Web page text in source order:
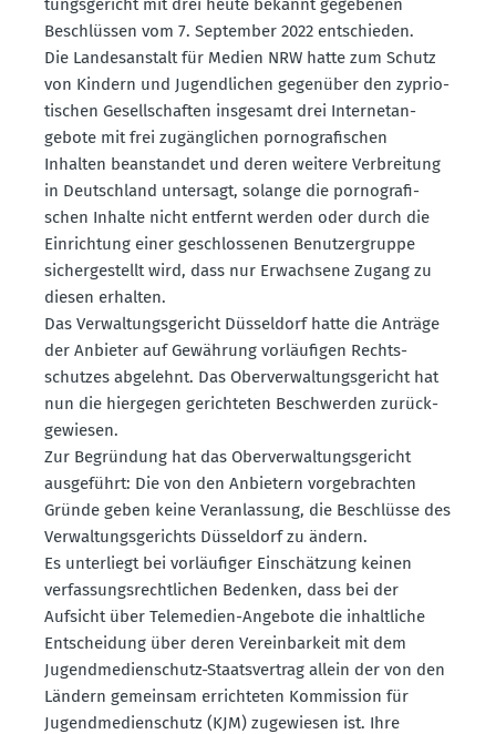
tungs­ge­richt mit drei heute bekannt gegebenen
Beschlüssen vom 7. September 2022 entschieden.
Die Landes­an­stalt für Medien NRW hatte zum Schutz
von Kindern und Jugend­lichen gegenüber den zyprio­
ti­schen Gesell­schaften insgesamt drei Inter­net­an­
gebote mit frei zugäng­lichen porno­gra­fi­schen
Inhalten beanstandet und deren weitere Verbreitung
in Deutschland untersagt, solange die porno­gra­fi­
schen Inhalte nicht entfernt werden oder durch die
Einrichtung einer geschlos­senen Benut­zer­gruppe
sicher­ge­stellt wird, dass nur Erwachsene Zugang zu
diesen erhalten.
Das Verwal­tungs­ge­richt Düsseldorf hatte die Anträge
der Anbieter auf Gewährung vorläu­figen Rechts­
schutzes abgelehnt. Das Oberver­wal­tungs­ge­richt hat
nun die hiergegen gerich­teten Beschwerden zurück­
ge­wiesen.
Zur Begründung hat das Oberver­wal­tungs­ge­richt
ausge­führt: Die von den Anbietern vorge­brachten
Gründe geben keine Veran­lassung, die Beschlüsse des
Verwal­tungs­ge­richts Düsseldorf zu ändern.
Es unter­liegt bei vorläu­figer Einschätzung keinen
verfas­sungs­recht­lichen Bedenken, dass bei der
Aufsicht über Telemedien-Angebote die inhalt­liche
Entscheidung über deren Verein­barkeit mit dem
Jugend­me­di­en­schutz-Staats­vertrag allein der von den
Ländern gemeinsam errich­teten Kommission für
Jugend­me­di­en­schutz (KJM) zugewiesen ist. Ihre